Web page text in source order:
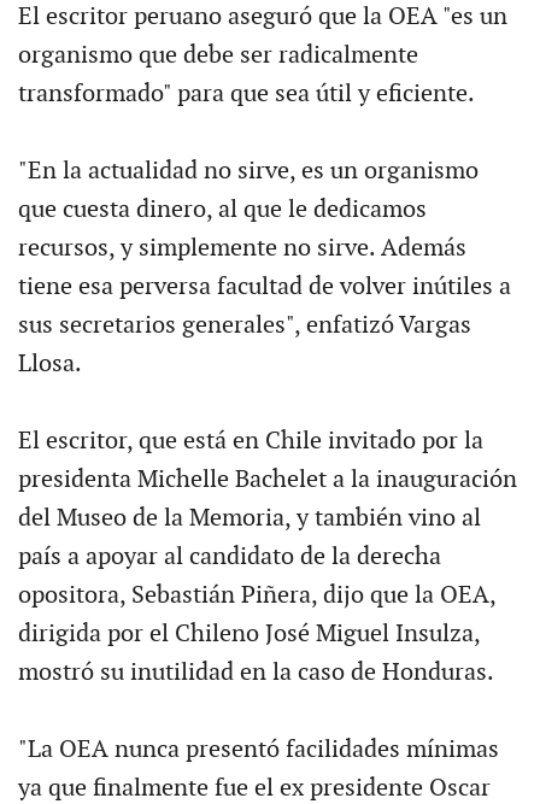
El escritor peruano aseguró que la OEA "es un
organismo que debe ser radicalmente
transformado" para que sea útil y eficiente.
"En la actualidad no sirve, es un organismo
que cuesta dinero, al que le dedicamos
recursos, y simplemente no sirve. Además
tiene esa perversa facultad de volver inútiles a
sus secretarios generales", enfatizó Vargas
Llosa.
El escritor, que está en Chile invitado por la
presidenta Michelle Bachelet a la inauguración
del Museo de la Memoria, y también vino al
país a apoyar al candidato de la derecha
opositora, Sebastián Piñera, dijo que la OEA,
dirigida por el Chileno José Miguel Insulza,
mostró su inutilidad en la caso de Honduras.
"La OEA nunca presentó facilidades mínimas
ya que finalmente fue el ex presidente Oscar